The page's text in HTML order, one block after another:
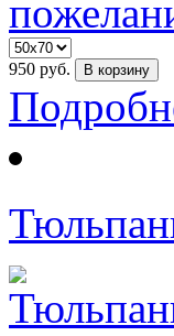
950 руб. В корзину